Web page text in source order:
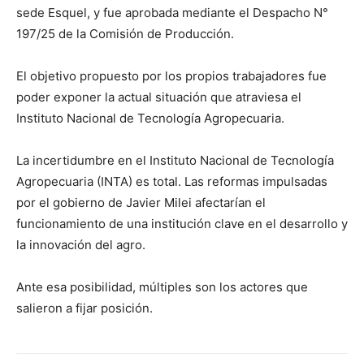
sede Esquel, y fue aprobada mediante el Despacho N°
197/25 de la Comisión de Producción.
El objetivo propuesto por los propios trabajadores fue
poder exponer la actual situación que atraviesa el
Instituto Nacional de Tecnología Agropecuaria.
La incertidumbre en el Instituto Nacional de Tecnología
Agropecuaria (INTA) es total. Las reformas impulsadas
por el gobierno de Javier Milei afectarían el
funcionamiento de una institución clave en el desarrollo y
la innovación del agro.
Ante esa posibilidad, múltiples son los actores que
salieron a fijar posición.